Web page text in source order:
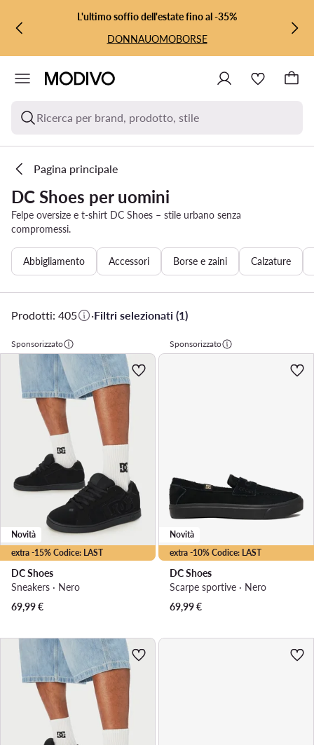
VAI AL CONTENUTO PRINCIPALE
VAI ALLA RICERCAL'ultimo soffio dell'estate fino al -35%
DONNAUOMOBORSE
Ricerca per brand, prodotto, stile
Pagina principale
DC Shoes per uomini
Felpe oversize e t-shirt DC Shoes – stile urbano senza
compromessi.
Abbigliamento Accessori Borse e zaini Calzature
Prodotti: 405 ·Filtri selezionati (1)
Sponsorizzato
extra -15% Codice: LAST
Novità
DC Shoes
Sneakers · Nero
69,99€
Sponsorizzato
extra -10% Codice: LAST
Novità
DC Shoes
Scarpe sportive · Nero
69,99€